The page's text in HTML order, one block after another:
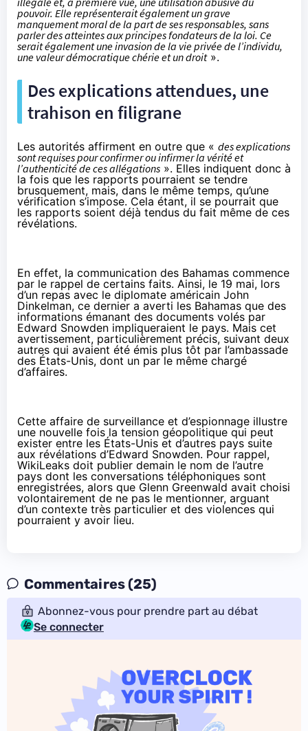
pouvoir. Elle représenterait également un grave
manquement moral de la part de ses responsables, sans
parler des atteintes aux principes fondateurs de la loi. Ce
serait également une invasion de la vie privée de l’individu,
une valeur démocratique chérie et un droit».
Des explications attendues, une
trahison en filigrane
Les autorités affirment en outre que « des explications
sont requises pour confirmer ou infirmer la vérité et
l’authenticité de ces allégations ». Elles indiquent donc à
la fois que les rapports pourraient se tendre
brusquement, mais, dans le même temps, qu’une
vérification s’impose. Cela étant, il se pourrait que
les rapports soient déjà tendus du fait même de ces
révélations.
En effet, la communication des Bahamas commence
par le rappel de certains faits. Ainsi, le 19 mai, lors
d’un repas avec le diplomate américain John
Dinkelman, ce dernier a averti les Bahamas que des
informations émanant des documents volés par
Edward Snowden impliqueraient le pays. Mais cet
avertissement, particulièrement précis, suivant deux
autres qui avaient été émis plus tôt par l’ambassade
des États-Unis, dont un par le même chargé
d’affaires.
Cette affaire de surveillance et d’espionnage illustre
une nouvelle fois la tension géopolitique qui peut
exister entre les États-Unis et d’autres pays suite
aux révélations d’Edward Snowden. Pour rappel,
WikiLeaks doit publier demain le nom de l’autre
pays dont les conversations téléphoniques sont
enregistrées, alors que Glenn Greenwald avait choisi
volontairement de ne pas le mentionner, arguant
d’un contexte très particulier et des violences qui
pourraient y avoir lieu.
Commentaires (25)
Abonnez-vous pour prendre part au débat
Se connecter